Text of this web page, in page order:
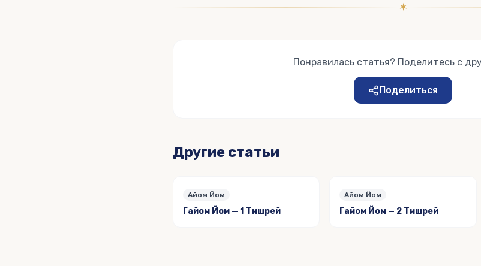
✶
Понравилась статья? Поделитесь с
Поделиться
Другие статьи
Айом Йом
Гайом Йом — 1 Тишрей
Айом Йом
Гайом Йом — 2 Тишрей